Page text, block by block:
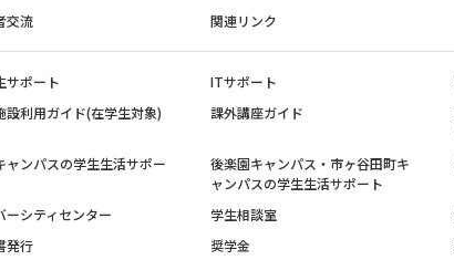
交流 関連リンク
サポート ITサポート
設利用ガイド(在学生対象)
課外講座ガイド
ャンパスの学生生活サポー
後楽園キャンパス・市ヶ谷田町キ
ャンパスの学生生活サポート
ーシティセンター 学生相談室
発行
奨学金